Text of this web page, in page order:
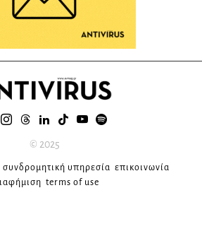
© 2025
συνδρομητική υπηρεσία επικοινωνία
terms of use